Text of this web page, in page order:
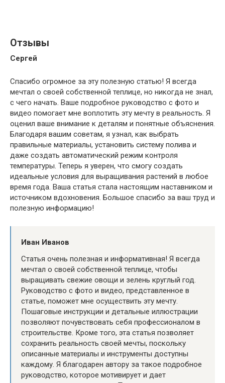
Отзывы
Сергей
Спасибо огромное за эту полезную статью! Я всегда
мечтал о своей собственной теплице, но никогда не знал,
с чего начать. Ваше подробное руководство с фото и
видео помогает мне воплотить эту мечту в реальность. Я
оценил ваше внимание к деталям и понятные объяснения.
Благодаря вашим советам, я узнал, как выбрать
правильные материалы, установить систему полива и
даже создать автоматический режим контроля
температуры. Теперь я уверен, что смогу создать
идеальные условия для выращивания растений в любое
время года. Ваша статья стала настоящим наставником и
источником вдохновения. Большое спасибо за ваш труд и
полезную информацию!
Иван Иванов
Статья очень полезная и информативная! Я всегда
мечтал о своей собственной теплице, чтобы
выращивать свежие овощи и зелень круглый год.
Руководство с фото и видео, представленное в
статье, поможет мне осуществить эту мечту.
Пошаговые инструкции и детальные иллюстрации
позволяют почувствовать себя профессионалом в
строительстве. Кроме того, эта статья позволяет
сохранить реальность своей мечты, поскольку
описанные материалы и инструменты доступны
каждому. Я благодарен автору за такое подробное
руководство, которое мотивирует и дает